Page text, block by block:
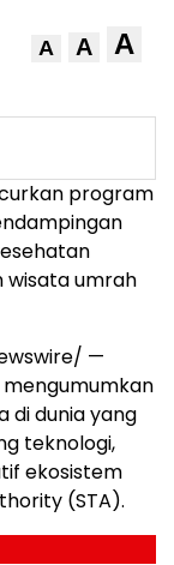
A A A
program
wisata umrah
—
di dunia yang
teknologi,
ekosistem
(STA).